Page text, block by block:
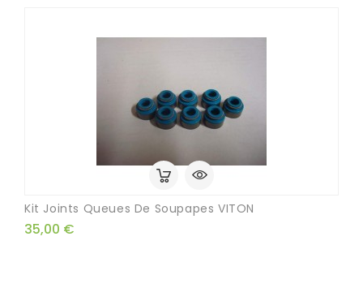
Kit Joints Queues De Soupapes VITON
35,00 €